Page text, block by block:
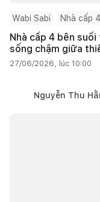
Wabi Sabi Nhà cấp 4
Nhà cấp 4 bên
sống chậm giữa
27/06/2026, lúc 10:00
Nguyễn Thu